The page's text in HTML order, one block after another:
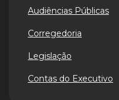
Audiências Públicas
Corregedoria
Legislação
Contas do Executivo